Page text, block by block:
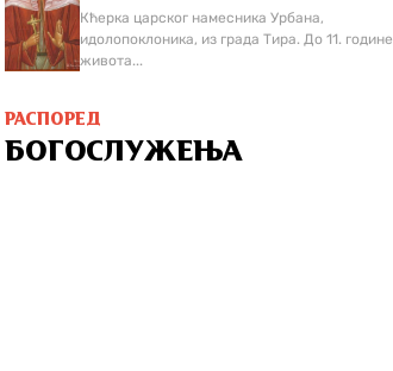
Кћерка царског намесника Урбана,
идолопоклоника, из града Тира. До 11. године
живота...
РАСПОРЕД
БОГОСЛУЖЕЊА